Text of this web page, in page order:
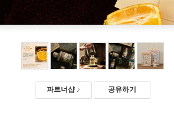
파트너샵 공유하기